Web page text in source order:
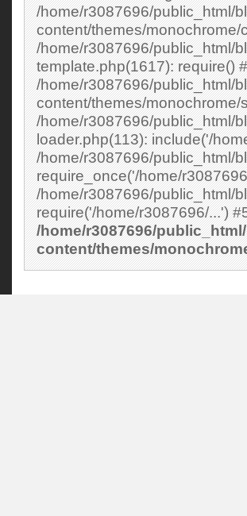
/home/r3087696/public_html/
content/themes/
/home/r3087696/public_html/
template.php(1617): require()
/home/r3087696/public_html/
content/themes/
/home/r3087696/public_html/
loader.php(113): include('/
/home/r3087696/public_html/
require_once('/home/
/home/r3087696/public_html/
/home/r3087696/
content/themes/